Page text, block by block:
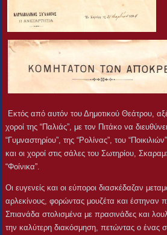
Εκτός από αυτόν του Δημοτικού Θεάτρου,
χοροί της “Παλιάς”, με τον Πιτάκο να
“Γυμναστηρίου”, της “Ρολίνας”, του
και οι χοροί στις σάλες του Σωτηρίου,
“Φοίνικα”.
Οι ευγενείς και οι εύποροι διασκέδαζαν
αρλεκίνους, φορώντας μουζέτα και έστηναν
Σπιανάδα στολισμένα με πρασινάδες και
την καλύτερη διακόσμηση, πετώντας ο ένας